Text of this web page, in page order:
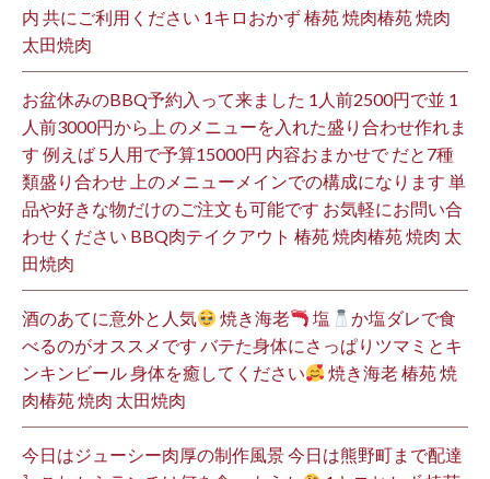
内 共にご利用ください 1キロおかず 椿苑 焼肉椿苑 焼肉
太田焼肉
お盆休みのBBQ予約入って来ました 1人前2500円で並 1
人前3000円から上 のメニューを入れた盛り合わせ作れま
す 例えば 5人用で予算15000円 内容おまかせで だと7種
類盛り合わせ 上のメニューメインでの構成になります 単
品や好きな物だけのご注文も可能です お気軽にお問い合
わせください BBQ肉テイクアウト 椿苑 焼肉椿苑 焼肉 太
田焼肉
酒のあてに意外と人気 焼き海老 塩
か塩ダレで食
べるのがオススメです バテた身体にさっぱりツマミとキ
ンキンビール 身体を癒してください
焼き海老 椿苑 焼
肉椿苑 焼肉 太田焼肉
今日はジューシー肉厚の制作風景 今日は熊野町まで配達